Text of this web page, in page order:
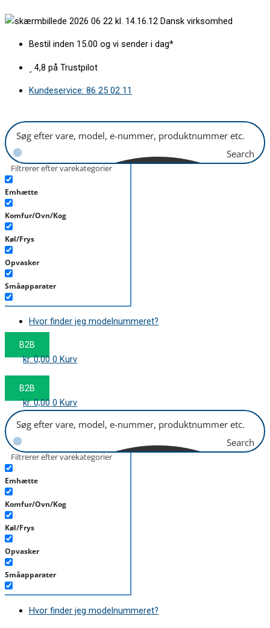
til
Dansk virksomhed
Bestil inden 15.00 og vi sender i dag*
4,8 på Trustpilot
Kundeservice: 86 25 02 11
Search
Filtrerer efter varekategorier
Emhætte
Komfur/Ovn/Kog
Køl/Frys
Opvasker
Småapparater
Støvsuger
Tørretumbler
Tilbehør/Plejemidler
Hvor finder jeg modelnummeret?
B2B
kr.0,00 0 Kurv
B2B
kr.0,00 0 Kurv
Search
Filtrerer efter varekategorier
Emhætte
Komfur/Ovn/Kog
Køl/Frys
Opvasker
Småapparater
Støvsuger
Hvor finder jeg modelnummeret?
universal